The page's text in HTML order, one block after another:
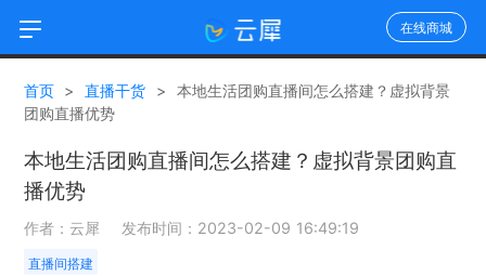
在线商城
首页 > 直播干货 >
本地生活团购直播间怎么搭建？虚拟背景
团购直播优势
本地生活团购直播间怎么搭建？虚拟背景团购直
播优势
作者：云犀 发布时间：2023-02-09 16:49:19
直播间搭建